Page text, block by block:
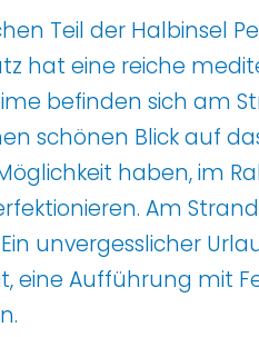
Teil der Halbinsel
hat eine reiche
befinden sich
schönen Blick auf
haben, im
Am
unvergesslicher
eine Aufführung mit